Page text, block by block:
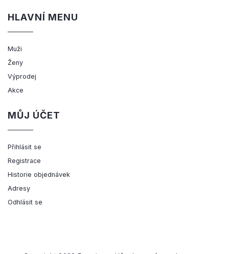
HLAVNÍ MENU
Muži
Ženy
Výprodej
Akce
MŮJ ÚČET
Přihlásit se
Registrace
Historie objednávek
Adresy
Odhlásit se